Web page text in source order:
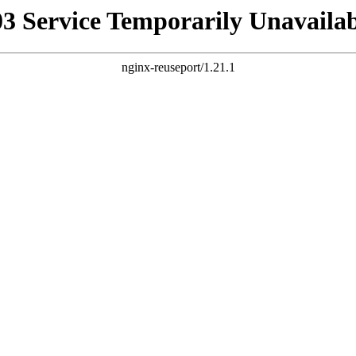
Service Temporarily
nginx-reuseport/1.21.1